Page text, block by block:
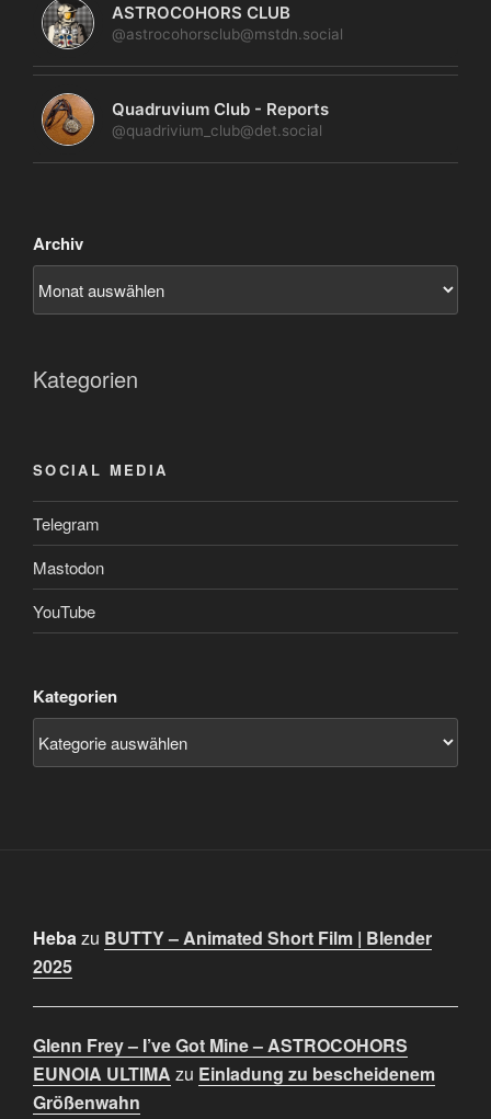
ASTROCOHORS CLUB
@astrocohorsclub@mstdn.social
Quadruvium Club - Reports
@quadrivium_club@det.social
Archiv
Kategorien
SOCIAL MEDIA
Telegram
Mastodon
YouTube
Kategorien
Hebazu BUTTY – Animated Short Film | Blender
2025
Glenn Frey – I’ve Got Mine – ASTROCOHORS
EUNOIA ULTIMA zu Einladung zu bescheidenem
Größenwahn